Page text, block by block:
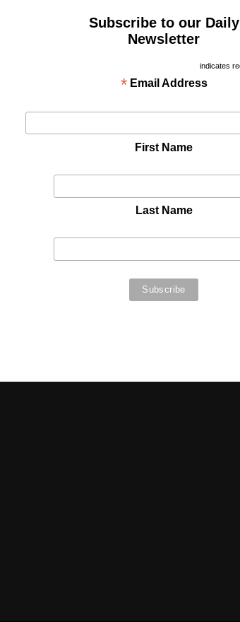
Subscribe to our Daily
Newsletter
Email Address
*
First Name
Last Name